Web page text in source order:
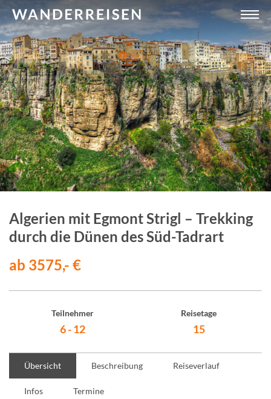
Algerien mit Egmont Strigl – Trekking
durch die Dünen des Süd-Tadrart
ab 3575,- €
Teilnehmer
6 - 12
Reisetage
15
Übersicht Beschreibung Reiseverlauf
Infos Termine